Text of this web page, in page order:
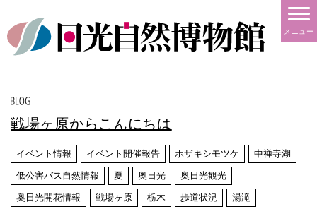
メニュー
戦場ヶ原からこんにちは
イベント情報 イベント開催報告 ホザキシモツケ 中禅寺湖
低公害バス自然情報 夏 奥日光 奥日光観光
奥日光開花情報 戦場ヶ原 栃木 歩道状況 湯滝